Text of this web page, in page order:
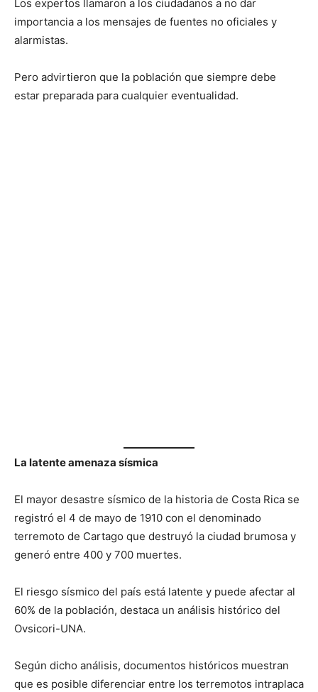
Los expertos llamaron a los ciudadanos a no dar
importancia a los mensajes de fuentes no oficiales y
alarmistas.
Pero advirtieron que la población que siempre debe
estar preparada para cualquier eventualidad.
La latente amenaza sísmica
El mayor desastre sísmico de la historia de Costa Rica se
registró el 4 de mayo de 1910 con el denominado
terremoto de Cartago que destruyó la ciudad brumosa y
generó entre 400 y 700 muertes.
El riesgo sísmico del país está latente y puede afectar al
60% de la población, destaca un análisis histórico del
Ovsicori-UNA.
Según dicho análisis, documentos históricos muestran
que es posible diferenciar entre los terremotos intraplaca